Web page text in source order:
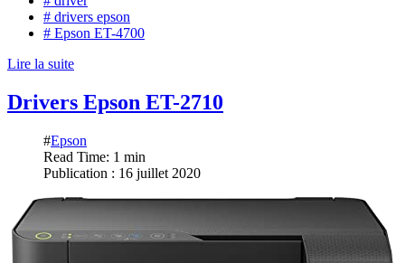
# drivers epson
# Epson ET-4700
Lire la suite
Drivers Epson ET-2710
#Epson
Read Time: 1 min
Publication : 16 juillet 2020